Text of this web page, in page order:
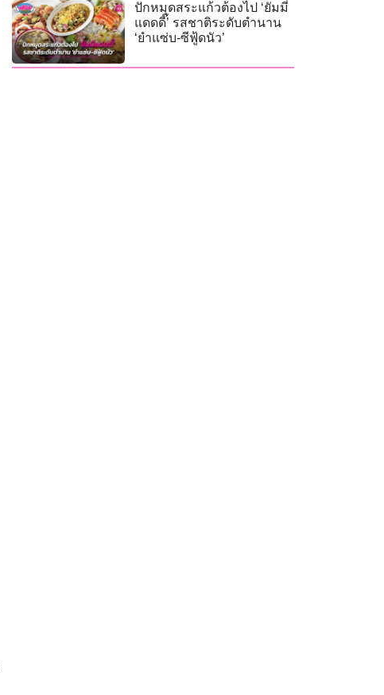
ปักหมุดสระแก้วต้องไป ‘ยัมมี่
แดดดี๊’ รสชาติระดับตำนาน
‘ยำแซ่บ-ซีฟู้ดนัว’